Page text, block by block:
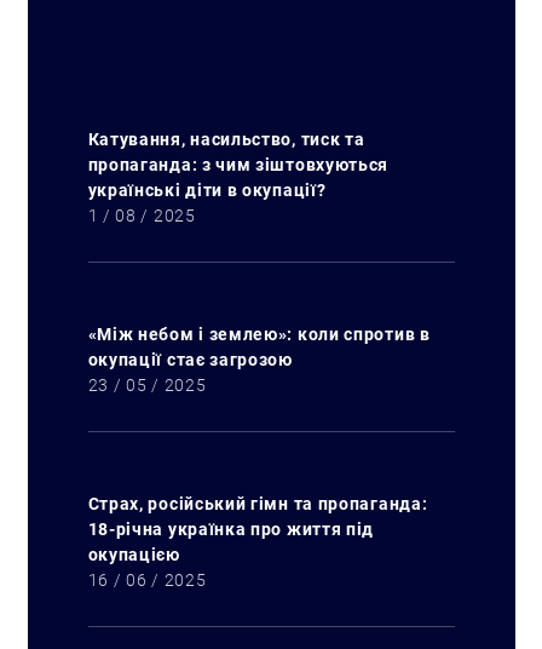
Катування, насильство, тиск та
пропаганда: з чим зіштовхуються
українські діти в окупації?
1 / 08 / 2025
«Між небом і землею»: коли спротив в
окупації стає загрозою
23 / 05 / 2025
Страх, російський гімн та пропаганда:
18-річна українка про життя під
окупацією
16 / 06 / 2025